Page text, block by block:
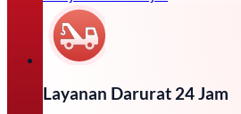
Layanan Darurat 24 Jam